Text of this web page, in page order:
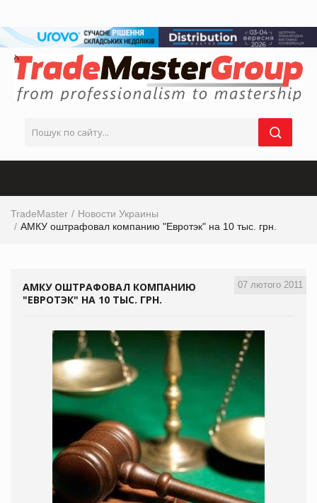
TradeMaster
Новости Украины
АМКУ оштрафовал компанию "Евротэк" на 10 тыс. грн.
07 лютого 2011
АМКУ ОШТРАФОВАЛ КОМПАНИЮ
"ЕВРОТЭК" НА 10 ТЫС. ГРН.